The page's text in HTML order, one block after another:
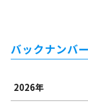
バックナンバー
2026年